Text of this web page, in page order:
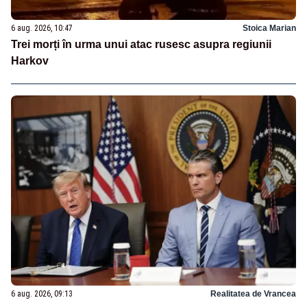
6 aug. 2026, 10:47 Stoica Marian
Trei morți în urma unui atac rusesc asupra regiunii
Harkov
6 aug. 2026, 09:13 Realitatea de Vrancea